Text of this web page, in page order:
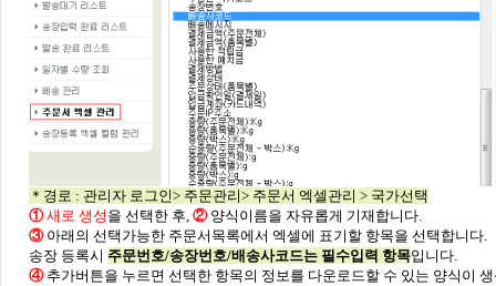
＊경로 : 관리자 로그인> 주문관리> 주문서 엑셀관리 > 국가선택
①새로 생성 을 선택한 후, ②양식이름을 자유롭게 기재합니다.
③아래의 선택가능한 주문서목록에서 엑셀에 표기할 항목을 선택합니다.
송장 등록시 주문번호/송장번호/배송사코드는 필수입력 항목입니다.
④추가버튼을 누르면 선택한 항목의 정보를 다운로드할 수 있는 양식이